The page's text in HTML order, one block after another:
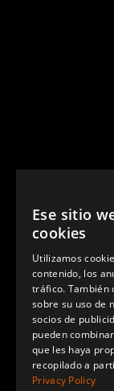
Ese sitio
cookies
Utilizamos
contenido, los
tráfico. También
sobre su uso de
socios de
pueden
que les haya
recopilado a
Privacy Policy